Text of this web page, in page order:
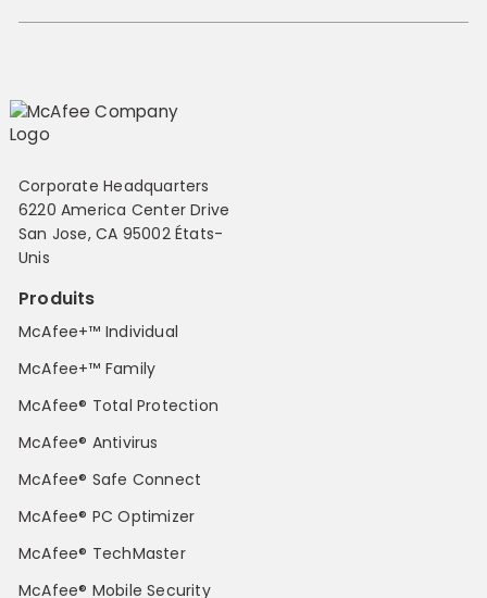
Corporate Headquarters
6220 America Center Drive
San Jose, CA 95002 États-
Unis
Produits
McAfee+™ Individual
McAfee+™ Family
McAfee® Total Protection
McAfee® Antivirus
McAfee® Safe Connect
McAfee® PC Optimizer
McAfee® TechMaster
McAfee® Mobile Security